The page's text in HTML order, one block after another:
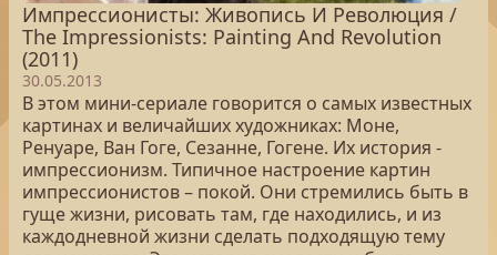
Импрессионисты: Живопись И Революция /
The Impressionists: Painting And Revolution
(2011)
30.05.2013
В этом мини-сериале говорится о самых известных
картинах и величайших художниках: Моне,
Ренуаре, Ван Гоге, Сезанне, Гогене. Их история -
импрессионизм. Типичное настроение картин
импрессионистов – покой. Они стремились быть в
гуще жизни, рисовать там, где находились, и из
каждодневной жизни сделать подходящую тему